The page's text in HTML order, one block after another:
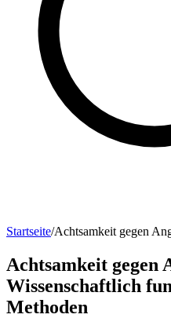
Startseite/Achtsamkeit gegen
Achtsamkeit gegen
Wissenschaftlich
Methoden